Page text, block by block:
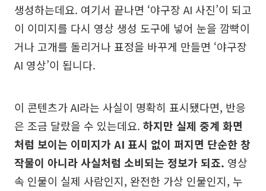
생성하는데요. 여기서 끝나면 ‘야구장 AI 사진’이 되고
이 이미지를 다시 영상 생성 도구에 넣어 눈을 깜빡이
거나 고개를 돌리거나 표정을 바꾸게 만들면 ‘야구장
AI 영상’이 됩니다.
이 콘텐츠가 AI라는 사실이 명확히 표시됐다면, 반응
은 조금 달랐을 수 있는데요. 하지만 실제 중계 화면
처럼 보이는 이미지가 AI 표시 없이 퍼지면 단순한 창
작물이 아니라 사실처럼 소비되는 정보가 되죠. 영상
속 인물이 실제 사람인지, 완전한 가상 인물인지, 누